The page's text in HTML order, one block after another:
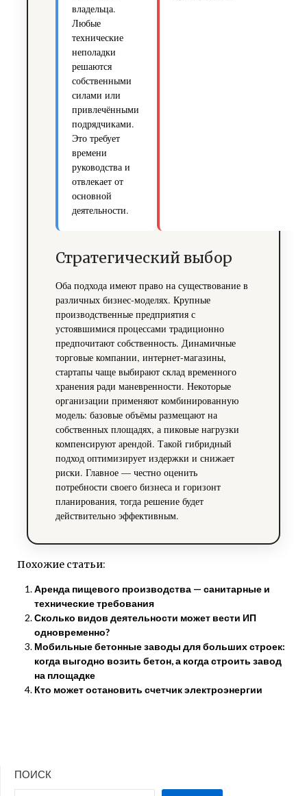
владельца.
Любые
технические
неполадки
решаются
собственными
силами или
привлечёнными
подрядчиками.
Это требует
времени
руководства и
отвлекает от
основной
деятельности.
Стратегический выбор
Оба подхода имеют право на существование в
различных бизнес-моделях. Крупные
производственные предприятия с
устоявшимися процессами традиционно
предпочитают собственность. Динамичные
торговые компании, интернет-магазины,
стартапы чаще выбирают склад временного
хранения ради маневренности. Некоторые
организации применяют комбинированную
модель: базовые объёмы размещают на
собственных площадях, а пиковые нагрузки
компенсируют арендой. Такой гибридный
подход оптимизирует издержки и снижает
риски. Главное — честно оценить
потребности своего бизнеса и горизонт
планирования, тогда решение будет
действительно эффективным.
Похожие статьи:
Аренда пищевого производства — санитарные и
технические требования
Сколько видов деятельности может вести ИП
одновременно?
Мобильные бетонные заводы для больших строек:
когда выгодно возить бетон, а когда строить завод
на площадке
Кто может остановить счетчик электроэнергии
ПОИСК